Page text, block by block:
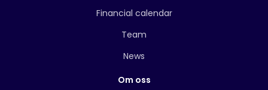
Financial calendar
Team
News
Om oss